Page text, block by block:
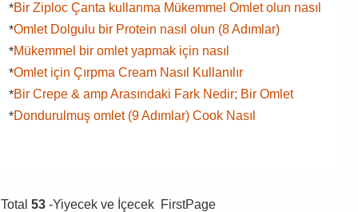
*Bir Ziploc Çanta kullanma Mükemmel Omlet olun nasıl
*Omlet Dolgulu bir Protein nasıl olun (8 Adımlar)
*Mükemmel bir omlet yapmak için nasıl
*Omlet için Çırpma Cream Nasıl Kullanılır
*Bir Crepe & amp Arasındaki Fark Nedir; Bir Omlet
*Dondurulmuş omlet (9 Adımlar) Cook Nasıl
Total 53 -Yiyecek ve İçecek FirstPage